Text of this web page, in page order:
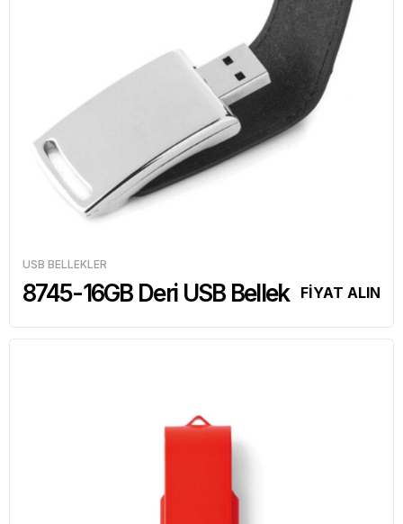
USB BELLEKLER
8745-16GB Deri USB Bellek FİYAT ALIN